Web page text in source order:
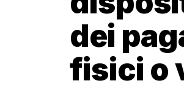
dei
fisici o